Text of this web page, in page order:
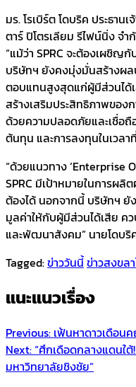
มร. โรเบิร์ต โดบริค ประธา
ตาร์ ปิโตรเลียม รีไฟน์นิ่ง จำ
“แม้ว่า SPRC จะต้องเผชิญ
บริษัทฯ ยังคงมุ่งมั่นสร้างผล
ตอบแทนสูงสุดแก่ผู้มีส่วนได้
สร้างเสริมประสิทธิภาพของ
ด้วยความปลอดภัยและเชื่อถื
ต้นทุน และการลงทุนในเวล
“ด้วยแนวทาง ‘Enterprise
SPRC มีเป้าหมายในการ
ต้องได้ นอกจากนี้ บริษัทฯ ยั
มูลค่าให้กับผู้มีส่วนได้เสีย ค
และพัฒนาสังคม” นายโดบริ
Tagged:ข่าววันนี้ข่าวสงขล
แนะแนวเรื่อง
Previous: เฟ้นหาดาวเดือน
Next:“ศึกเดือดกลางแดนใต้
มหาวิทยาลัยชิงชัย”